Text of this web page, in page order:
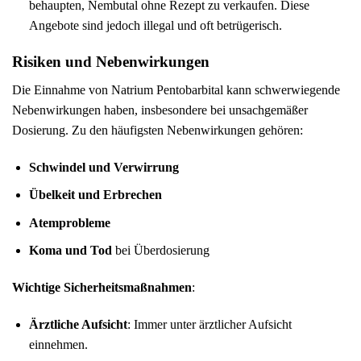
behaupten, Nembutal ohne Rezept zu verkaufen. Diese
Angebote sind jedoch illegal und oft betrügerisch.
Risiken und Nebenwirkungen
Die Einnahme von Natrium Pentobarbital kann schwerwiegende
Nebenwirkungen haben, insbesondere bei unsachgemäßer
Dosierung. Zu den häufigsten Nebenwirkungen gehören:
Schwindel und Verwirrung
Übelkeit und Erbrechen
Atemprobleme
Koma und Todbei Überdosierung
Wichtige Sicherheitsmaßnahmen:
Ärztliche Aufsicht: Immer unter ärztlicher Aufsicht
einnehmen.